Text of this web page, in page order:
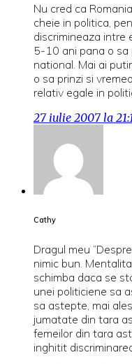
Nu cred ca
cheie in politica,
discrimineaza intre
5-10 ani pana o sa
national. Mai ai
o sa prinzi si
relativ egale in
27 iulie 2007 la
Cathy
Dragul meu
nimic bun.
schimba daca se
unei politiciene sa
sa astepte, mai
jumatate din tara
femeilor din tara
inghitit